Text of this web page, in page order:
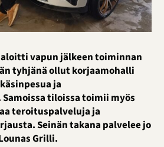
vapun jälkeen toiminnan
tyhjänä ollut korjaamohalli
ja
tiloissa toimii myös
teroituspalveluja ja
Seinän takana palvelee jo
Grilli.